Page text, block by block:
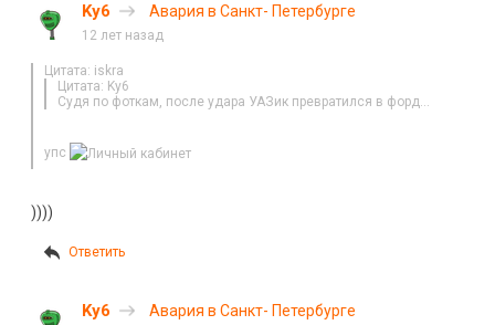
Ky6 Авария в Санкт- Петербурге
12 лет назад
Цитата: iskra
Цитата: Ky6
Судя по фоткам, после удара УАЗик превратился в форд…
упс
))))
Ответить
Ky6 Авария в Санкт- Петербурге